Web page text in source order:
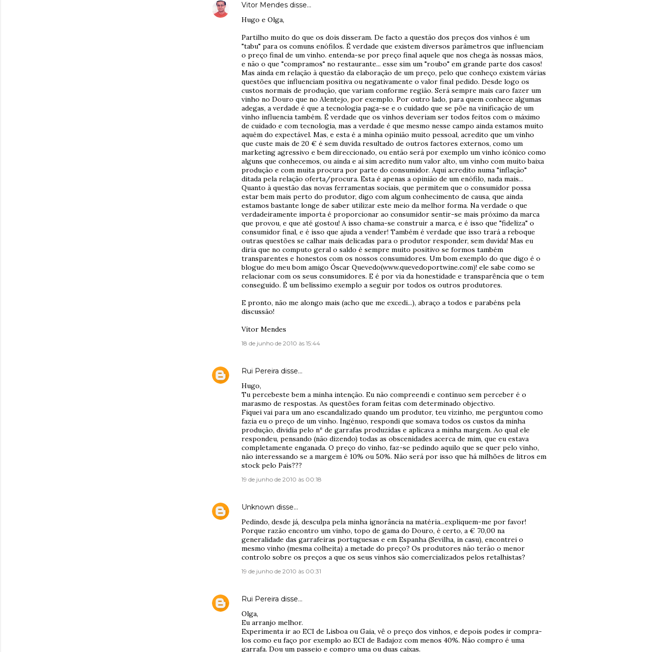
Vitor Mendes disse…
Hugo e Olga,
Partilho muito do que os dois disseram. De facto a questão dos preços dos vinhos é um
"tabu" para os comuns enófilos. É verdade que existem diversos parâmetros que influenciam
o preço final de um vinho. entenda-se por preço final aquele que nos chega às nossas mãos,
e não o que "compramos" no restaurante... esse sim um "roubo" em grande parte dos casos!
Mas ainda em relação à questão da elaboração de um preço, pelo que conheço existem várias
questões que influenciam positiva ou negativamente o valor final pedido. Desde logo os
custos normais de produção, que variam conforme região. Será sempre mais caro fazer um
vinho no Douro que no Alentejo, por exemplo. Por outro lado, para quem conhece algumas
adegas, a verdade é que a tecnologia paga-se e o cuidado que se põe na vinificação de um
vinho influencia também. É verdade que os vinhos deveriam ser todos feitos com o máximo
de cuidado e com tecnologia, mas a verdade é que mesmo nesse campo ainda estamos muito
aquém do expectável. Mas, e esta é a minha opinião muito pessoal, acredito que um vinho
que custe mais de 20 € é sem duvida resultado de outros factores externos, como um
marketing agressivo e bem direccionado, ou então será por exemplo um vinho icónico como
alguns que conhecemos, ou ainda e aí sim acredito num valor alto, um vinho com muito baixa
produção e com muita procura por parte do consumidor. Aqui acredito numa "inflação"
ditada pela relação oferta/procura. Esta é apenas a opinião de um enófilo, nada mais...
Quanto à questão das novas ferramentas sociais, que permitem que o consumidor possa
estar bem mais perto do produtor, digo com algum conhecimento de causa, que ainda
estamos bastante longe de saber utilizar este meio da melhor forma. Na verdade o que
verdadeiramente importa é proporcionar ao consumidor sentir-se mais próximo da marca
que provou, e que até gostou! A isso chama-se construir a marca, e é isso que "fideliza" o
consumidor final, e é isso que ajuda a vender! Também é verdade que isso trará a reboque
outras questões se calhar mais delicadas para o produtor responder, sem duvida! Mas eu
diria que no computo geral o saldo é sempre muito positivo se formos também
transparentes e honestos com os nossos consumidores. Um bom exemplo do que digo é o
blogue do meu bom amigo Óscar Quevedo(www.quevedoportwine.com)! ele sabe como se
relacionar com os seus consumidores. E é por via da honestidade e transparência que o tem
conseguido. É um belíssimo exemplo a seguir por todos os outros produtores.
E pronto, não me alongo mais (acho que me excedi...), abraço a todos e parabéns pela
discussão!
Vítor Mendes
18 de junho de 2010 às 15:44
Rui Pereira disse…
Hugo,
Tu percebeste bem a minha intenção. Eu não compreendi e contínuo sem perceber é o
marasmo de respostas. As questões foram feitas com determinado objectivo.
Fiquei vai para um ano escandalizado quando um produtor, teu vizinho, me perguntou como
fazia eu o preço de um vinho. Ingénuo, respondi que somava todos os custos da minha
produção, dividia pelo nº de garrafas produzidas e aplicava a minha margem. Ao qual ele
respondeu, pensando (não dizendo) todas as obscenidades acerca de mim, que eu estava
completamente enganada. O preço do vinho, faz-se pedindo aquilo que se quer pelo vinho,
não interessando se a margem é 10% ou 50%. Não será por isso que há milhões de litros em
stock pelo País???
19 de junho de 2010 às 00:18
Unknown disse…
Pedindo, desde já, desculpa pela minha ignorância na matéria...expliquem-me por favor!
Porque razão encontro um vinho, topo de gama do Douro, é certo, a € 70,00 na
generalidade das garrafeiras portuguesas e em Espanha (Sevilha, in casu), encontrei o
mesmo vinho (mesma colheita) a metade do preço? Os produtores não terão o menor
controlo sobre os preços a que os seus vinhos são comercializados pelos retalhistas?
19 de junho de 2010 às 00:31
Rui Pereira disse…
Olga,
Eu arranjo melhor.
Experimenta ir ao ECI de Lisboa ou Gaia, vê o preço dos vinhos, e depois podes ir compra-
los como eu faço por exemplo ao ECI de Badajoz com menos 40%. Não compro é uma
garrafa. Dou um passeio e compro uma ou duas caixas.